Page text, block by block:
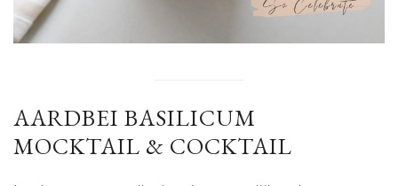
AARDBEI BASILICUM
MOCKTAIL & COCKTAIL